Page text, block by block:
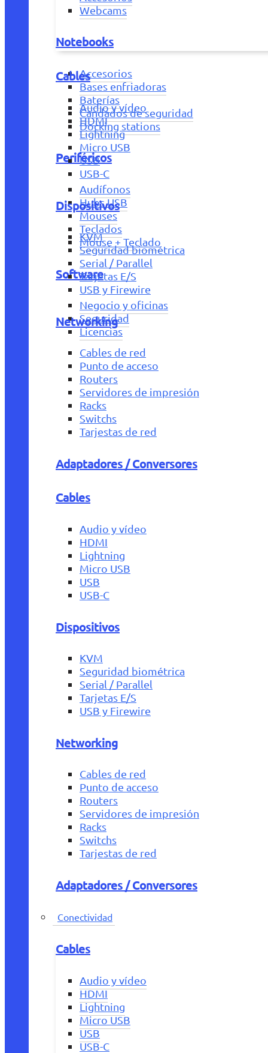
Webcams
Notebooks
Accesorios
Bases enfriadoras
Baterías
Candados de seguridad
Docking stations
Periféricos
Audífonos
Hubs USB
Mouses
Teclados
Mouse + Teclado
Software
Negocio y oficinas
Seguridad
Licencias
Cables
Audio y vídeo
HDMI
Lightning
Micro USB
USB
USB-C
Dispositivos
KVM
Seguridad biométrica
Serial / Parallel
Tarjetas E/S
USB y Firewire
Networking
Cables de red
Punto de acceso
Routers
Servidores de impresión
Racks
Switchs
Tarjestas de red
Adaptadores / Conversores
Cables
Audio y vídeo
HDMI
Lightning
Micro USB
USB
USB-C
Dispositivos
KVM
Seguridad biométrica
Serial / Parallel
Tarjetas E/S
USB y Firewire
Networking
Cables de red
Punto de acceso
Routers
Servidores de impresión
Racks
Switchs
Tarjestas de red
Adaptadores / Conversores
Conectividad
Cables
Audio y vídeo
HDMI
Lightning
Micro USB
USB
USB-C